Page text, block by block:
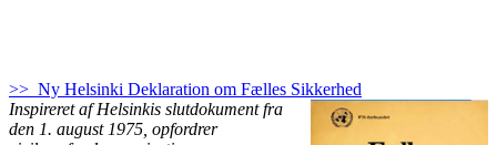
>> Ny Helsinki Deklaration om Fælles Sikkerhed
Inspireret af Helsinkis slutdokument fra
den 1. august 1975, opfordrer